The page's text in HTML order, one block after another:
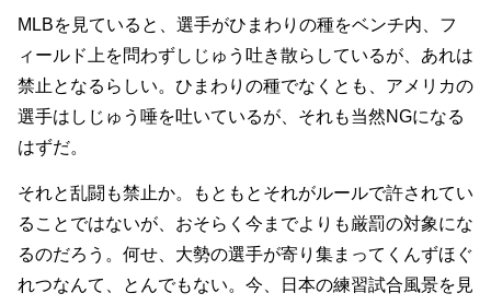
MLBを見ていると、選手がひまわりの種をベンチ内、フ
ィールド上を問わずしじゅう吐き散らしているが、あれは
禁止となるらしい。ひまわりの種でなくとも、アメリカの
選手はしじゅう唾を吐いているが、それも当然NGになる
はずだ。
それと乱闘も禁止か。もともとそれがルールで許されてい
ることではないが、おそらく今までよりも厳罰の対象にな
るのだろう。何せ、大勢の選手が寄り集まってくんずほぐ
れつなんて、とんでもない。今、日本の練習試合風景を見